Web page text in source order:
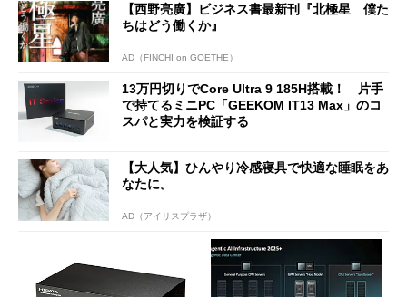
【西野亮廣】ビジネス書最新刊『北極星 僕た
ちはどう働くか』
AD（FINCHI on GOETHE）
13万円切りでCore Ultra 9 185H搭載！ 片手
で持てるミニPC「GEEKOM IT13 Max」のコ
スパと実力を検証する
【大人気】ひんやり冷感寝具で快適な睡眠をあ
なたに。
AD（アイリスプラザ）